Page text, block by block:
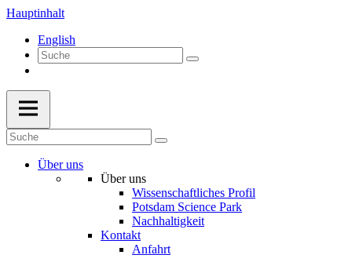
Hauptinhalt
English
Über uns
Über uns
Wissenschaftliches Profil
Potsdam Science Park
Nachhaltigkeit
Kontakt
Anfahrt